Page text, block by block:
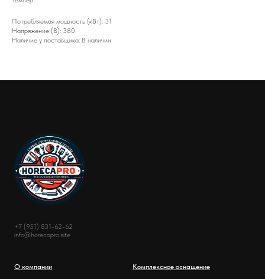
Потребляемая мощность (кВт): 31
Напряжение (В): 380
Наличие у поставщика: В наличии
+7 (951) 831-62-62
info@horecapro.site
О компании Комплексное оснащение